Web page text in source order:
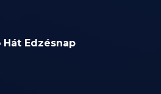
Hát Edzésnap